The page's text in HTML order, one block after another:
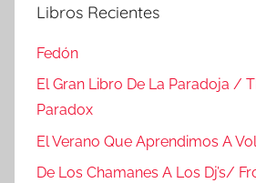
Libros Recientes
Fedón
El Gran Libro De La Paradoja /
Paradox
El Verano Que Aprendimos A
De Los Chamanes A Los Dj’s/